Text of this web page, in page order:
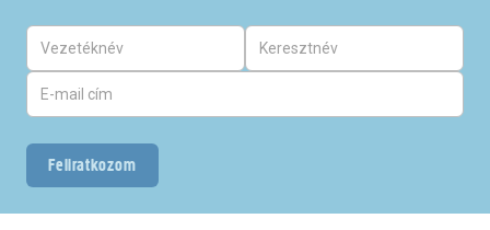
Feliratkozom